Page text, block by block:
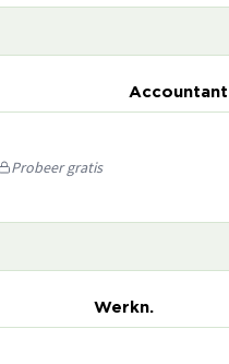
Accountant
Probeer gratis
Werkn.